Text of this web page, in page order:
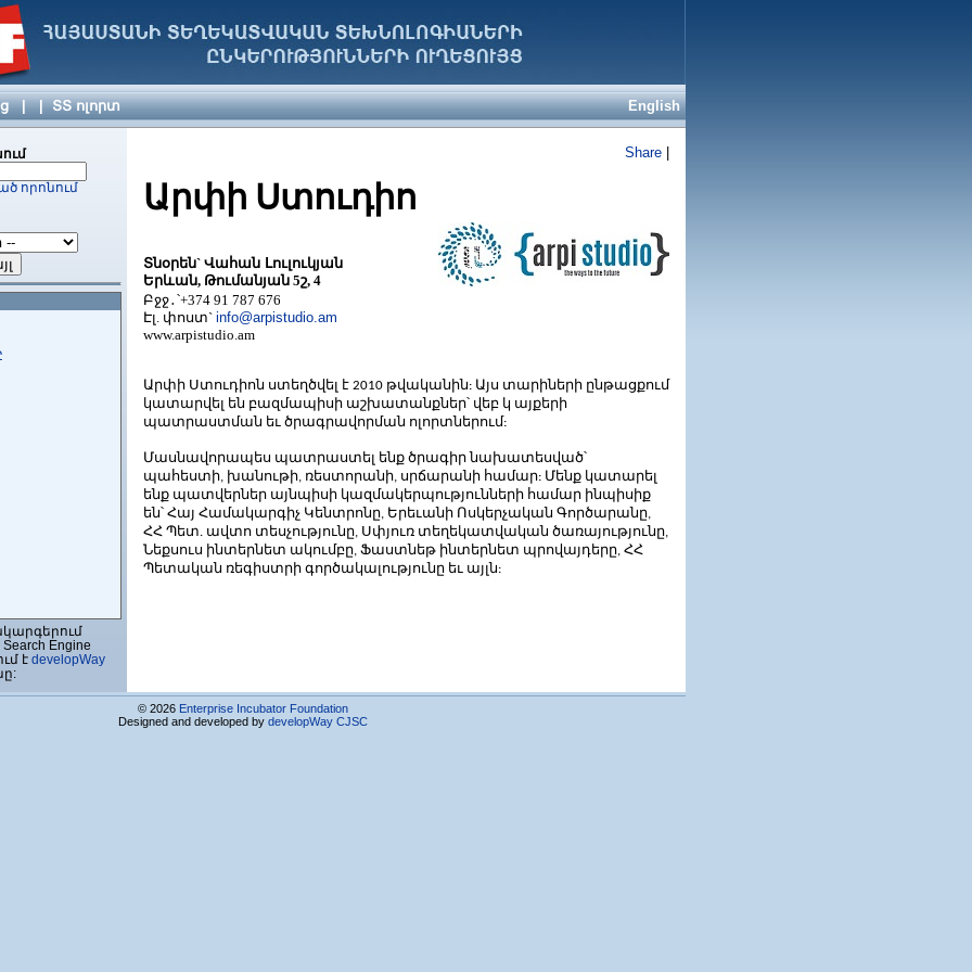
||ՏՏ ոլորտ English
որոնում
Engine
է developWay
Share
Արփի Ստուդիո
Տնօրեն` Վահան Լուլուկյան
Երևան, Թումանյան 5շ, 4
Բջջ․ ՝+374 91 787 676
Էլ. փոստ` info@arpistudio.am
www.arpistudio.am
Արփի Ստուդիոն ստեղծվել է2010 թվականին: Այս տարիների ընթացքում
կատարվել են բազմապիսի աշխատանքներ՝ վեբ կ այքերի
պատրաստման եւ ծրագրավորման ոլորտներում:
Մասնավորապես պատրաստել ենք ծրագիր նախատեսված՝
պահեստի, խանութի, ռեստորանի, սրճարանի համար: Մենք կատարել
ենք պատվերներ այնպիսի կազմակերպությունների համար ինպիսիք
են՝ Հայ Համակարգիչ Կենտրոնը, Երեւանի Ոսկերչական Գործարանը,
ՀՀ Պետ. ավտո տեսչությունը, Սփյուռ տեղեկատվական ծառայությունը,
Նեքսուս ինտերնետ ակումբը, Ֆաստնեթ ինտերնետ պրովայդերը, ՀՀ
Պետական ռեգիստրի գործակալությունը եւ այլն:
© 2026 Enterprise Incubator Foundation
Designed and developed by developWay CJSC